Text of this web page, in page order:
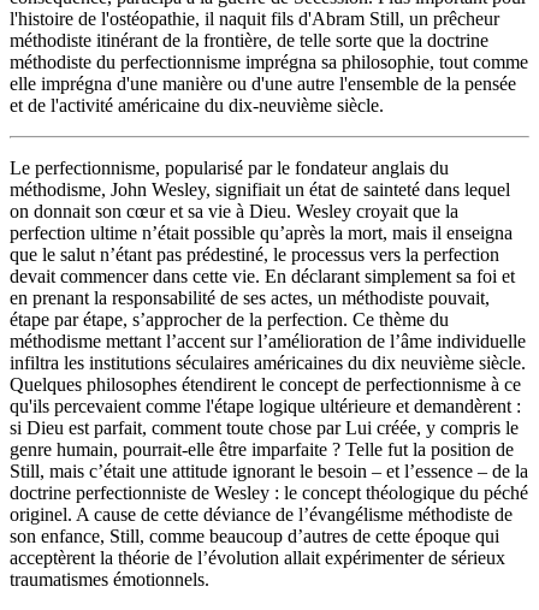
l'histoire de l'ostéopathie, il naquit fils d'Abram Still, un prêcheur
méthodiste itinérant de la frontière, de telle sorte que la doctrine
méthodiste du perfectionnisme imprégna sa philosophie, tout comme
elle imprégna d'une manière ou d'une autre l'ensemble de la pensée
et de l'activité américaine du dix-neuvième siècle.
Le perfectionnisme, popularisé par le fondateur anglais du
méthodisme, John Wesley, signifiait un état de sainteté dans lequel
on donnait son cœur et sa vie à Dieu. Wesley croyait que la
perfection ultime n’était possible qu’après la mort, mais il enseigna
que le salut n’étant pas prédestiné, le processus vers la perfection
devait commencer dans cette vie. En déclarant simplement sa foi et
en prenant la responsabilité de ses actes, un méthodiste pouvait,
étape par étape, s’approcher de la perfection. Ce thème du
méthodisme mettant l’accent sur l’amélioration de l’âme individuelle
infiltra les institutions séculaires américaines du dix neuvième siècle.
Quelques philosophes étendirent le concept de perfectionnisme à ce
qu'ils percevaient comme l'étape logique ultérieure et demandèrent :
si Dieu est parfait, comment toute chose par Lui créée, y compris le
genre humain, pourrait-elle être imparfaite ? Telle fut la position de
Still, mais c’était une attitude ignorant le besoin – et l’essence – de la
doctrine perfectionniste de Wesley : le concept théologique du péché
originel. A cause de cette déviance de l’évangélisme méthodiste de
son enfance, Still, comme beaucoup d’autres de cette époque qui
acceptèrent la théorie de l’évolution allait expérimenter de sérieux
traumatismes émotionnels.